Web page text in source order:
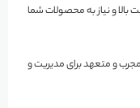
و نیاز به محصولات شما
و متعهد برای مدیریت و